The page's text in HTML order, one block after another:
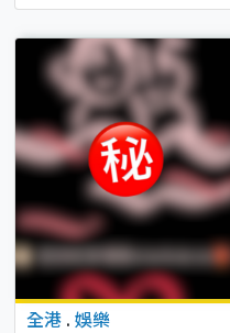
全港 . 娛樂